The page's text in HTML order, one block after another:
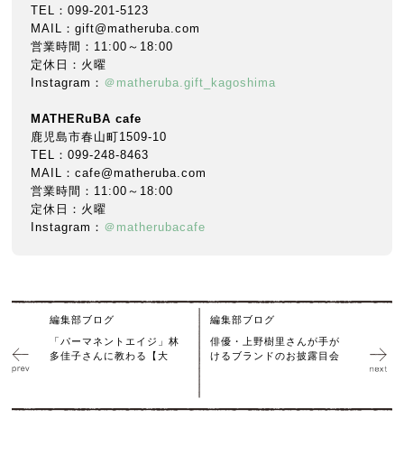
TEL：099-201-5123
MAIL：gift@matheruba.com
営業時間：11:00～18:00
定休日：火曜
Instagram： ＠matheruba.gift_kagoshima
MATHERuBA cafe
鹿児島市春山町1509-10
TEL：099-248-8463
MAIL：cafe@matheruba.com
営業時間：11:00～18:00
定休日：火曜
Instagram： ＠matherubacafe
編集部ブログ
「パーマネントエイジ」林
多佳子さんに教わる【大
編集部ブログ
俳優・上野樹里さんが手が
けるブランドのお披露目会